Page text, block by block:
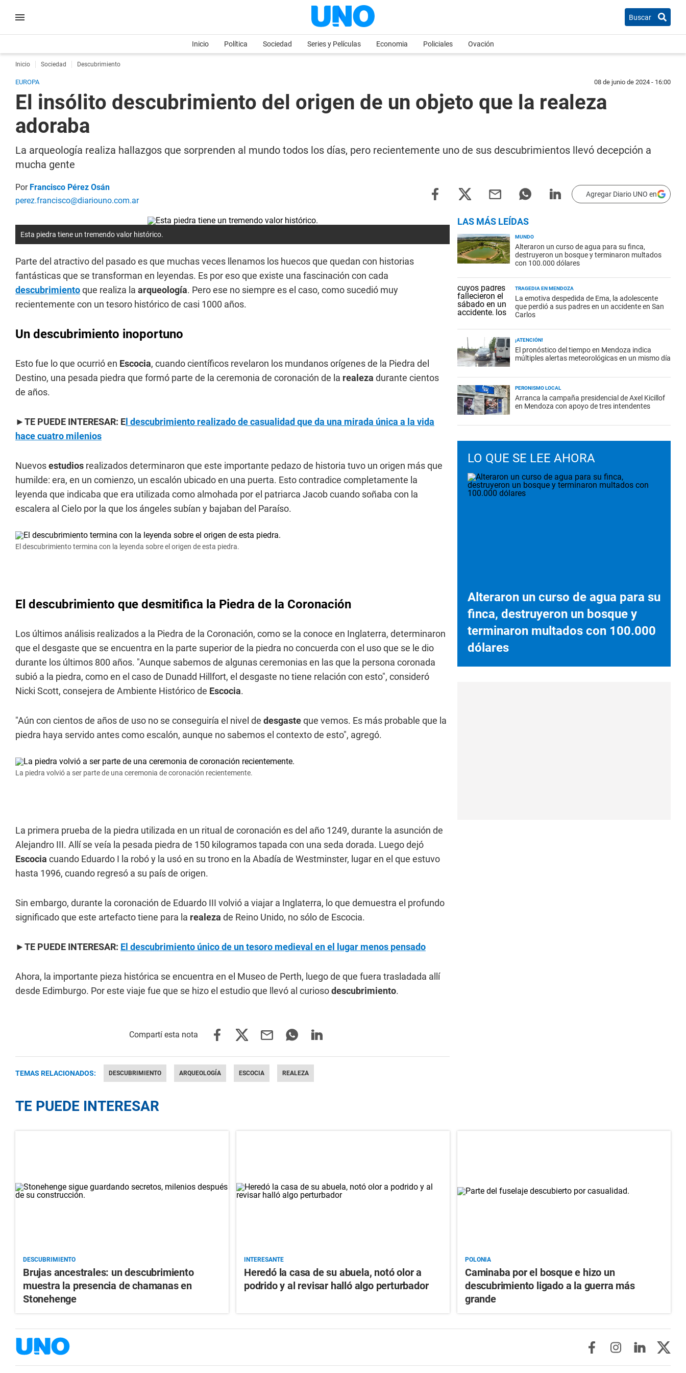
Buscar
Inicio Política Sociedad Series y Películas Economia Policiales Ovación
Inicio Sociedad Descubrimiento
EUROPA 08 de junio de 2024 - 16:00
El insólito descubrimiento del origen de un objeto que la realeza
adoraba
La arqueología realiza hallazgos que sorprenden al mundo todos los días, pero recientemente uno de sus descubrimientos llevó decepción a
mucha gente
Por Francisco Pérez Osán
perez.francisco@diariouno.com.ar
Agregar Diario UNO en
Esta piedra tiene un tremendo valor histórico.
Parte del atractivo del pasado es que muchas veces llenamos los huecos que quedan con historias
fantásticas que se transforman en leyendas. Es por eso que existe una fascinación con cada
descubrimientoque realiza la arqueología. Pero ese no siempre es el caso, como sucedió muy
recientemente con un tesoro histórico de casi 1000 años.
Un descubrimiento inoportuno
Esto fue lo que ocurrió en Escocia, cuando científicos revelaron los mundanos orígenes de la Piedra del
Destino, una pesada piedra que formó parte de la ceremonia de coronación de la realeza durante cientos
de años.
►TE PUEDE INTERESAR: E l descubrimiento realizado de casualidad que da una mirada única a la vida
hace cuatro milenios
Nuevosestudios realizados determinaron que este importante pedazo de historia tuvo un origen más que
humilde: era, en un comienzo, un escalón ubicado en una puerta. Esto contradice completamente la
leyenda que indicaba que era utilizada como almohada por el patriarca Jacob cuando soñaba con la
escalera al Cielo por la que los ángeles subían y bajaban del Paraíso.
El descubrimiento termina con la leyenda sobre el origen de esta piedra.
El descubrimiento que desmitifica la Piedra de la Coronación
Los últimos análisis realizados a la Piedra de la Coronación, como se la conoce en Inglaterra, determinaron
que el desgaste que se encuentra en la parte superior de la piedra no concuerda con el uso que se le dio
durante los últimos 800 años. "Aunque sabemos de algunas ceremonias en las que la persona coronada
subió a la piedra, como en el caso de Dunadd Hillfort, el desgaste no tiene relación con esto", consideró
Nicki Scott, consejera de Ambiente Histórico de Escocia.
"Aún con cientos de años de uso no se conseguiría el nivel de desgasteque vemos. Es más probable que la
piedra haya servido antes como escalón, aunque no sabemos el contexto de esto", agregó.
La piedra volvió a ser parte de una ceremonia de coronación recientemente.
La primera prueba de la piedra utilizada en un ritual de coronación es del año 1249, durante la asunción de
Alejandro III. Allí se veía la pesada piedra de 150 kilogramos tapada con una seda dorada. Luego dejó
Escocia cuando Eduardo I la robó y la usó en su trono en la Abadía de Westminster, lugar en el que estuvo
hasta 1996, cuando regresó a su país de origen.
Sin embargo, durante la coronación de Eduardo III volvió a viajar a Inglaterra, lo que demuestra el profundo
significado que este artefacto tiene para la realeza de Reino Unido, no sólo de Escocia.
►TE PUEDE INTERESAR: El descubrimiento único de un tesoro medieval en el lugar menos pensado
Ahora, la importante pieza histórica se encuentra en el Museo de Perth, luego de que fuera trasladada allí
desde Edimburgo. Por este viaje fue que se hizo el estudio que llevó al curiosodescubrimiento.
TEMAS RELACIONADOS: DESCUBRIMIENTO ARQUEOLOGÍA ESCOCIA REALEZA
LAS MÁS LEÍDAS
MUNDO
Alteraron un curso de agua para su finca,
destruyeron un bosque y terminaron multados
con 100.000 dólares
TRAGEDIA EN MENDOZA
La emotiva despedida de Ema, la adolescente
que perdió a sus padres en un accidente en San
Carlos
¡ATENCIÓN!
El pronóstico del tiempo en Mendoza indica
múltiples alertas meteorológicas en un mismo día
PERONISMO LOCAL
Arranca la campaña presidencial de Axel Kicillof
en Mendoza con apoyo de tres intendentes
LO QUE SE LEE AHORA
Alteraron un curso de agua para su
finca, destruyeron un bosque y
terminaron multados con 100.000
dólares
TE PUEDE INTERESAR
DESCUBRIMIENTO
Brujas ancestrales: un descubrimiento
muestra la presencia de chamanas en
Stonehenge
INTERESANTE
Heredó la casa de su abuela, notó olor a
podrido y al revisar halló algo perturbador
POLONIA
Caminaba por el bosque e hizo un
descubrimiento ligado a la guerra más
grande